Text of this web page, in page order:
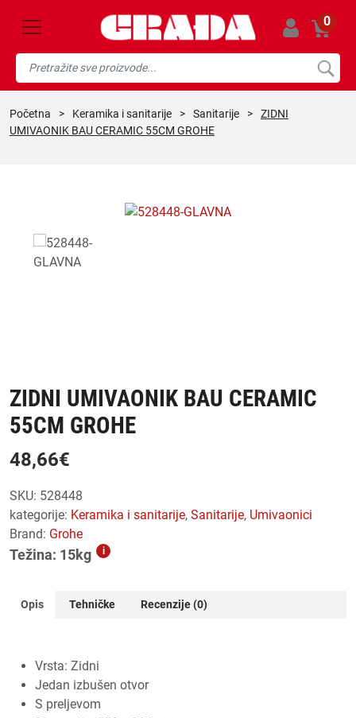
0
početna > keramika i sanitarije > sanitarije >
ZIDNI
UMIVAONIK BAU CERAMIC 55CM GROHE
ZIDNI UMIVAONIK BAU CERAMIC
55CM GROHE
48,66€
SKU: 528448
kategorije:
keramika i sanitarije, sanitarije,
umivaonici
Brand: Grohe
Težina: 15kg i
Opis Tehničke Recenzije (0)
Vrsta: Zidni
Jedan izbušen otvor
S preljevom